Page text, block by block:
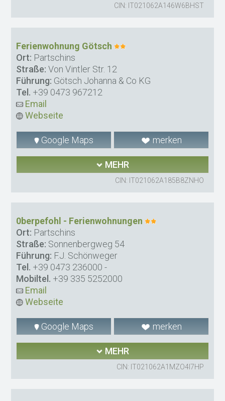
CIN: IT021062A146W6BHST
Ferienwohnung Götsch
Ort: Partschins
Straße: Von Vintler Str. 12
Führung: Götsch Johanna & Co KG
Tel. +39 0473 967212
Email
Webseite
Google Maps merken
MEHR
CIN: IT021062A185B8ZNHO
0berpefohl - Ferienwohnungen
Ort: Partschins
Straße: Sonnenbergweg 54
Führung: F.J. Schönweger
Tel. +39 0473 236000 -
Mobiltel. +39 335 5252000
Email
Webseite
Google Maps merken
MEHR
CIN: IT021062A1MZO4I7HP